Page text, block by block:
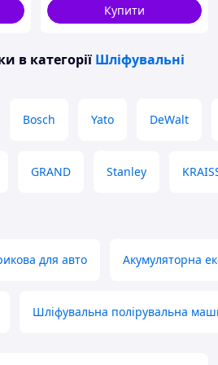
Купити
в категорії Шліфувальні
Bosch Yato DeWalt
GRAND Stanley
для авто Акумуляторна
Шліфувальна полірувальна